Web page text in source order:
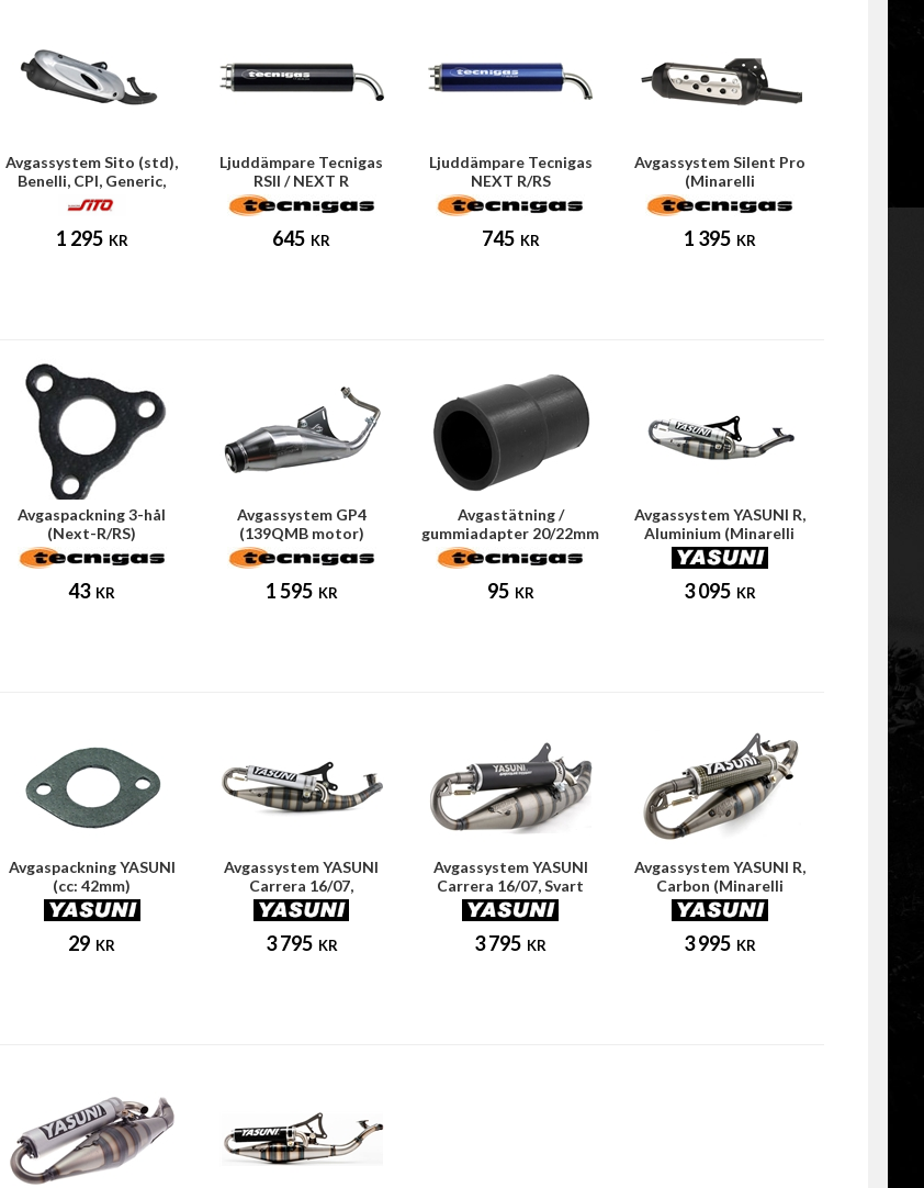
Avgassystem Sito (std),
Benelli, CPI, Generic,
Keeway
1 295 KR
Ljuddämpare Tecnigas
RSII / NEXT R
645 KR
Ljuddämpare Tecnigas
NEXT R/RS
745 KR
Avgassystem Silent Pro
(Minarelli
liggande/horisontell)
1 395 KR
Avgaspackning 3-hål
(Next-R/RS)
43 KR
Avgassystem GP4
(139QMB motor)
1 595 KR
Avgastätning /
gummiadapter 20/22mm
(Tecnigas E-NOX)
95 KR
Avgassystem YASUNI R,
Aluminium (Minarelli
horisontell)
3 095 KR
Avgaspackning YASUNI
(cc: 42mm)
29 KR
Avgassystem YASUNI
Carrera 16/07,
Aluminium (Minarelli
horisontell)
3 795 KR
Avgassystem YASUNI
Carrera 16/07, Svart
(Minarelli horisontell)
3 795 KR
Avgassystem YASUNI R,
Carbon (Minarelli
horisontell)
3 995 KR